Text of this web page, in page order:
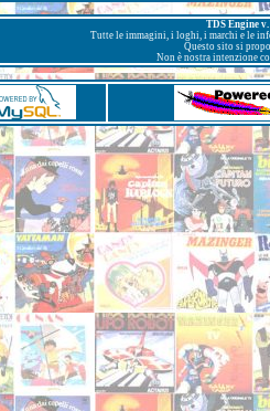
TDS Engine
Tutte le immagini, i loghi, i marchi e le
Questo sito si
Non è nostra intenzione